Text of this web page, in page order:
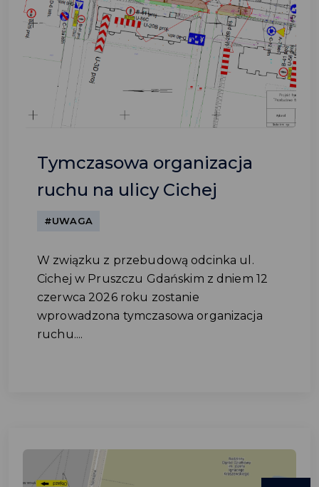
Tymczasowa organizacja
ruchu na ulicy Cichej
#UWAGA
W związku z przebudową odcinka ul.
Cichej w Pruszczu Gdańskim z dniem 12
czerwca 2026 roku zostanie
wprowadzona tymczasowa organizacja
ruchu....